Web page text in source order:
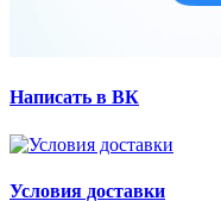
Написать в ВК
Условия доставки